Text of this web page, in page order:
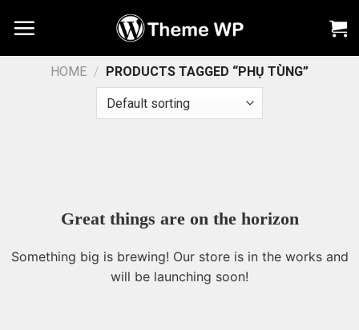
đến
HOME / PRODUCTS TAGGED “PHỤ TÙNG”
Great things are on the horizon
Something big is brewing! Our store is in the works and
will be launching soon!